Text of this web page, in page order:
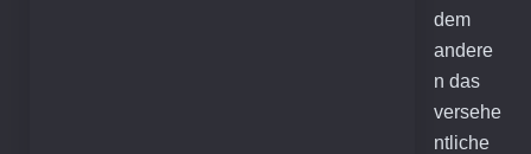
dem
andere
n das
versehe
ntliche